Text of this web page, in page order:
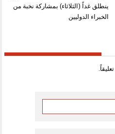
ينطلق غداً (الثلاثاء) بمشاركة نخبة من
الخبراء الدوليين